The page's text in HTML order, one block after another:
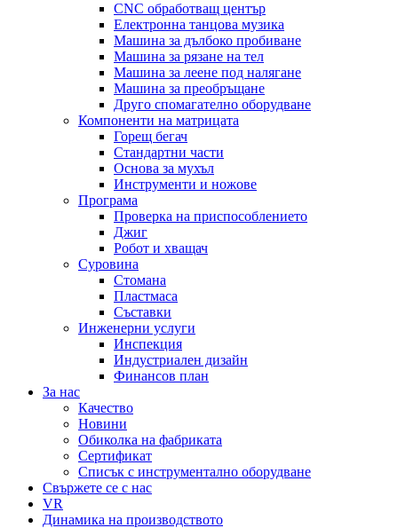
CNC обработващ център
Електронна танцова музика
Машина за дълбоко пробиване
Машина за рязане на тел
Машина за леене под налягане
Машина за преобръщане
Друго спомагателно оборудване
Компоненти на матрицата
Горещ бегач
Стандартни части
Основа за мухъл
Инструменти и ножове
Програма
Проверка на приспособлението
Джиг
Робот и хващач
Суровина
Стомана
Пластмаса
Съставки
Инженерни услуги
Инспекция
Индустриален дизайн
Финансов план
За нас
Качество
Новини
Обиколка на фабриката
Сертификат
Списък с инструментално оборудване
Свържете се с нас
VR
Динамика на производството